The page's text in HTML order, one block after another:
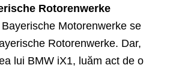
Rotorenwerke
Motorenwerke se
Rotorenwerke. Dar,
lui BMW iX1, luăm act de o